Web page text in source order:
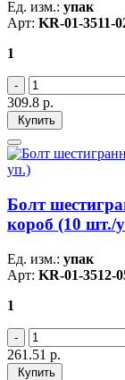
Ед. изм.: упак
Арт: KR-01-3511-
1
309.8 р.
Купить
Болт
короб (10 шт./
Ед. изм.: упак
Арт: KR-01-3512-
1
261.51 р.
Купить